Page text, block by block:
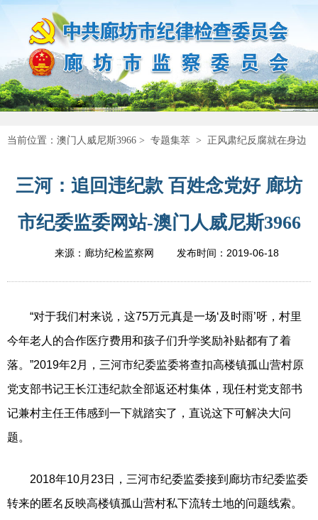
当前位置： 澳门人威尼斯3966 > 专题集萃 > 正风肃纪反腐就在身边
三河：追回违纪款 百姓念党好 廊坊
市纪委监委网站-澳门人威尼斯3966
来源：廊坊纪检监察网 发布时间： 2019-06-18
“对于我们村来说，这75万元真是一场‘及时雨’呀，村里
今年老人的合作医疗费用和孩子们升学奖励补贴都有了着
落。”2019年2月，三河市纪委监委将查扣高楼镇孤山营村原
党支部书记王长江违纪款全部返还村集体，现任村党支部书
记兼村主任王伟感到一下就踏实了，直说这下可解决大问
题。
2018年10月23日，三河市纪委监委接到廊坊市纪委监委
转来的匿名反映高楼镇孤山营村私下流转土地的问题线索。